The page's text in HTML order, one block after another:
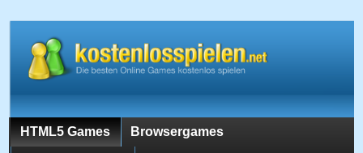
HTML5 Games Browsergames